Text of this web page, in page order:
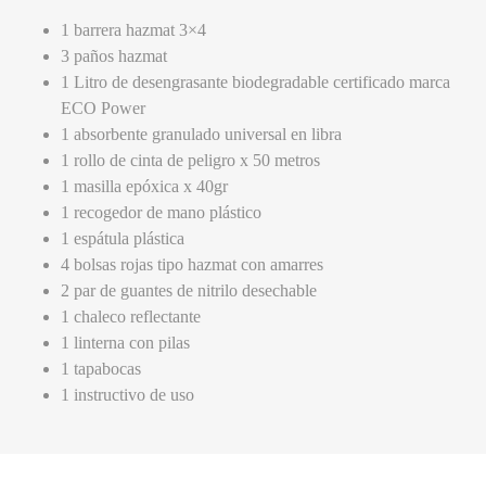
1 barrera hazmat 3×4
3 paños hazmat
1 Litro de desengrasante biodegradable certificado marca
ECO Power
1 absorbente granulado universal en libra
1 rollo de cinta de peligro x 50 metros
1 masilla epóxica x 40gr
1 recogedor de mano plástico
1 espátula plástica
4 bolsas rojas tipo hazmat con amarres
2 par de guantes de nitrilo desechable
1 chaleco reflectante
1 linterna con pilas
1 tapabocas
1 instructivo de uso